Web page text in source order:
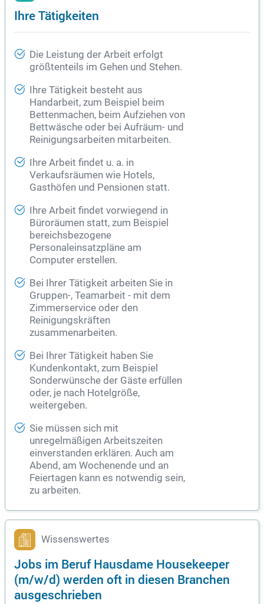
Ihre Tätigkeiten
Die Leistung der Arbeit erfolgt
größtenteils im Gehen und Stehen.
Ihre Tätigkeit besteht aus
Handarbeit, zum Beispiel beim
Bettenmachen, beim Aufziehen von
Bettwäsche oder bei Aufräum- und
Reinigungsarbeiten mitarbeiten.
Ihre Arbeit findet u. a. in
Verkaufsräumen wie Hotels,
Gasthöfen und Pensionen statt.
Ihre Arbeit findet vorwiegend in
Büroräumen statt, zum Beispiel
bereichsbezogene
Personaleinsatzpläne am
Computer erstellen.
Bei Ihrer Tätigkeit arbeiten Sie in
Gruppen-, Teamarbeit - mit dem
Zimmerservice oder den
Reinigungskräften
zusammenarbeiten.
Bei Ihrer Tätigkeit haben Sie
Kundenkontakt, zum Beispiel
Sonderwünsche der Gäste erfüllen
oder, je nach Hotelgröße,
weitergeben.
Sie müssen sich mit
unregelmäßigen Arbeitszeiten
einverstanden erklären. Auch am
Abend, am Wochenende und an
Feiertagen kann es notwendig sein,
zu arbeiten.
Wissenswertes
Jobs im Beruf Hausdame Housekeeper
(m/w/d) werden oft in diesen Branchen
ausgeschrieben